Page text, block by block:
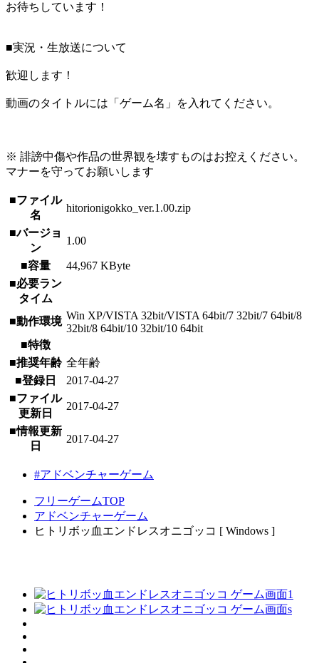
お待ちしています！
■実況・生放送について
歓迎します！
動画のタイトルには「ゲーム名」を入れてください。
※ 誹謗中傷や作品の世界観を壊すものはお控えください。
マナーを守ってお願いします
■ファイル
名
hitorionigokko_ver.1.00.zip
■バージョ
ン
1.00
■容量
44,967 KByte
■必要ラン
タイム
■動作環境 Win XP/VISTA 32bit/VISTA 64bit/7 32bit/7 64bit/8
32bit/8 64bit/10 32bit/10 64bit
■特徴
■推奨年齢 全年齢
■登録日
2017-04-27
■ファイル
更新日
2017-04-27
■情報更新
日
2017-04-27
#アドベンチャーゲーム
フリーゲームTOP
アドベンチャーゲーム
ヒトリボッ血エンドレスオニゴッコ [ Windows ]